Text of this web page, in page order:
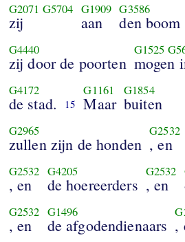
G2071 G5704
zij
G1909
aan
G3586
den boom
G4440
zij door de poorten
G1525
mogen
G4172
de stad. 15
G1161
Maar
G1854
buiten
G2965
zullen zijn de honden
G2532
, en
G2532
, en
G4205
de hoereerders
G2532
, en
G2532
, en
G1496
de afgodendienaars ,